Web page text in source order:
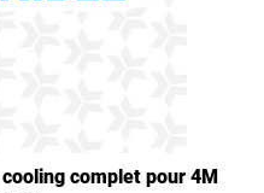
complet pour 4M